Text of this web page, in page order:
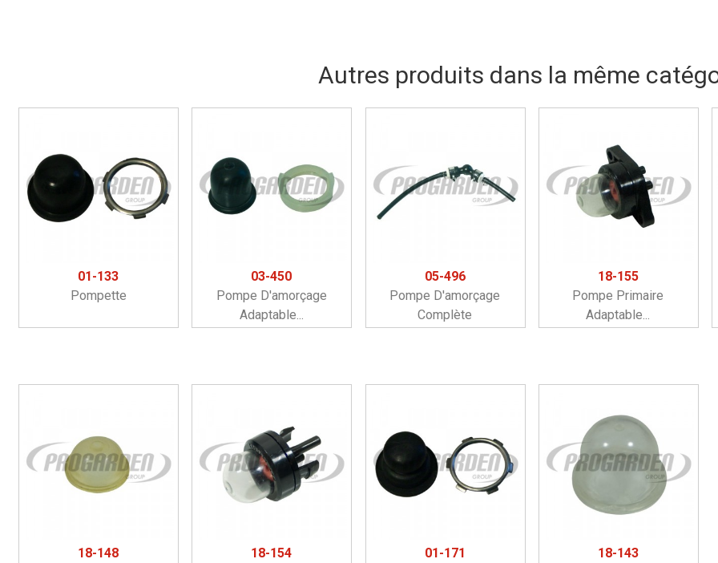
Autres produits dans la même
01-133
Pompette
03-450
Pompe D'amorçage
Adaptable...
05-496
Pompe D'amorçage
Complète
18-155
Pompe Primaire
Adaptable...
18-148
18-154
01-171
18-143